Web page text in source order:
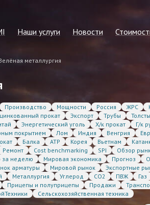
Наши услуги
Регулярные отчёты
Статсервисы
Cost benchmarking
MMI. Новости рынка
Аналитика
Новости
Запрос на
Стоимость
Стоимость
металлургия
Производство Мощности Россия ЖРС
прокат Экспорт Трубы
Энергетический уголь Х/к прокат Г/к
покрытием Лом Индия Венгрия
Балка АТР Корея Вьетнам
Ремонт Cost benchmarking SPI Обзор
за неделю
Мировая экономика Прогноз
арматуры Мировой рынок Экспортные
Металлургия Углерод CO2 ПВЖ Газ
Прицепы и полуприцепы Продажи
Сельскохозяйственная техника